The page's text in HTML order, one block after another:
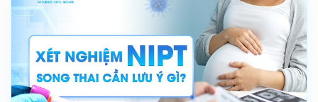
Thông Tin Sức Khỏe
Xét nghiệm NIPT song thai cần lưu ý gì?
Xét nghiệm NIPT song thai là lựa chọn của nhiều mẹ bầu
hiện nay. Sỡ dĩ như vậy bởi dịch vụ này mang đến...